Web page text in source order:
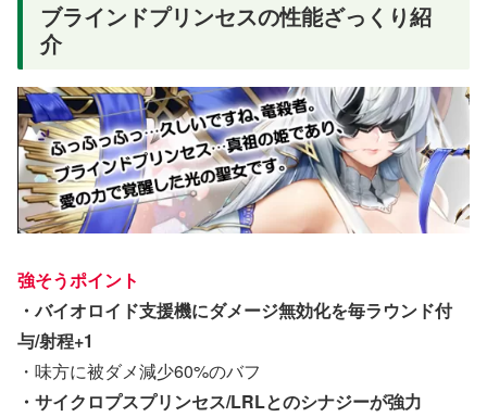
ブラインドプリンセスの性能ざっくり紹
介
強そうポイント
・バイオロイド支援機にダメージ無効化を毎ラウンド付
与/射程+1
・味方に被ダメ減少60%のバフ
・サイクロプスプリンセス/LRLとのシナジーが強力